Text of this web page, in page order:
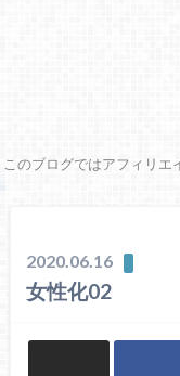
このブログではアフィリエ
2020.06.16
女性化02